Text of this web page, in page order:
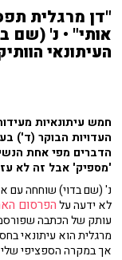
"דן מרגלית
אותי" • נ' (שם
העיתונאי
חמש עיתונאיות
העדויות הבוקר (ד')
הדברים מפי אחת
'מספיק' אבל זה לא
לא ידעה עלהפרסום
מרגלית הוא עיתונאי
אך במקרה הספציפי